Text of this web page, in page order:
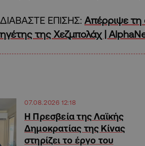
ΔΙΑΒΑΣΤΕ ΕΠΙΣΗΣ: Απέρριψε
ηγέτης της Χεζμπολάχ |
07.08.2026 12:18
Η Πρεσβεία της Λαϊκής
Δημοκρατίας της Κίνας
στηρίζει το έργο του